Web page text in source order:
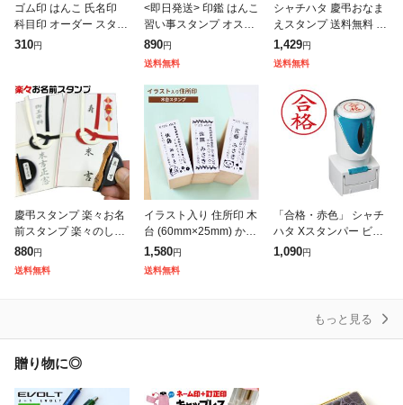
ゴム印 はんこ 氏名印
科目印 オーダー スタン
プ 名前印 勘定科目印
塾 法
310円
<即日発送> 印鑑 はんこ
習い事スタンプ オスカ
(イラストのみ) 習い事
勉強 スポーツ 回転 (HK
020)
890円
送料無料
シャチハタ 慶弔おなま
えスタンプ 送料無料 印
鑑 スタンプ お名前スタ
ンプ おしゃれ ハンコ
はんこ 香典 御霊前 し
ゃちはた
1,429円
送料無料
慶弔スタンプ 楽々お名
前スタンプ 楽々のし袋
スタンプ [送料無料] 印
鑑 スタンプ ハンコ は
んこ 慶弔印 名前スタン
880円
送料無料
イラスト入り 住所印 木
台 (60mm×25mm) かわ
いい スタンプ ゴム印
個人 法人用 はがき 封
筒 暑中見舞い 残暑見
1,580円
送料無料
「合格・赤色」 シャチ
ハタ Xスタンパー ビジ
ネス用 キャップレス E
1,090円
もっと見る
贈り物に◎